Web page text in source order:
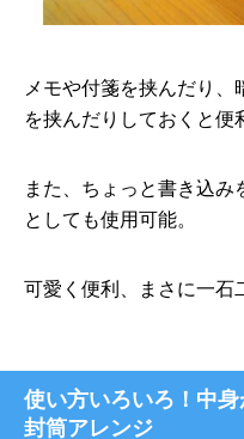
メモや付箋を挟んだり
を挟んだりしておくと便
また、ちょっと書き込み
としても使用可能。
可愛く便利、まさに一石
使い方いろいろ！中
封筒アレンジ